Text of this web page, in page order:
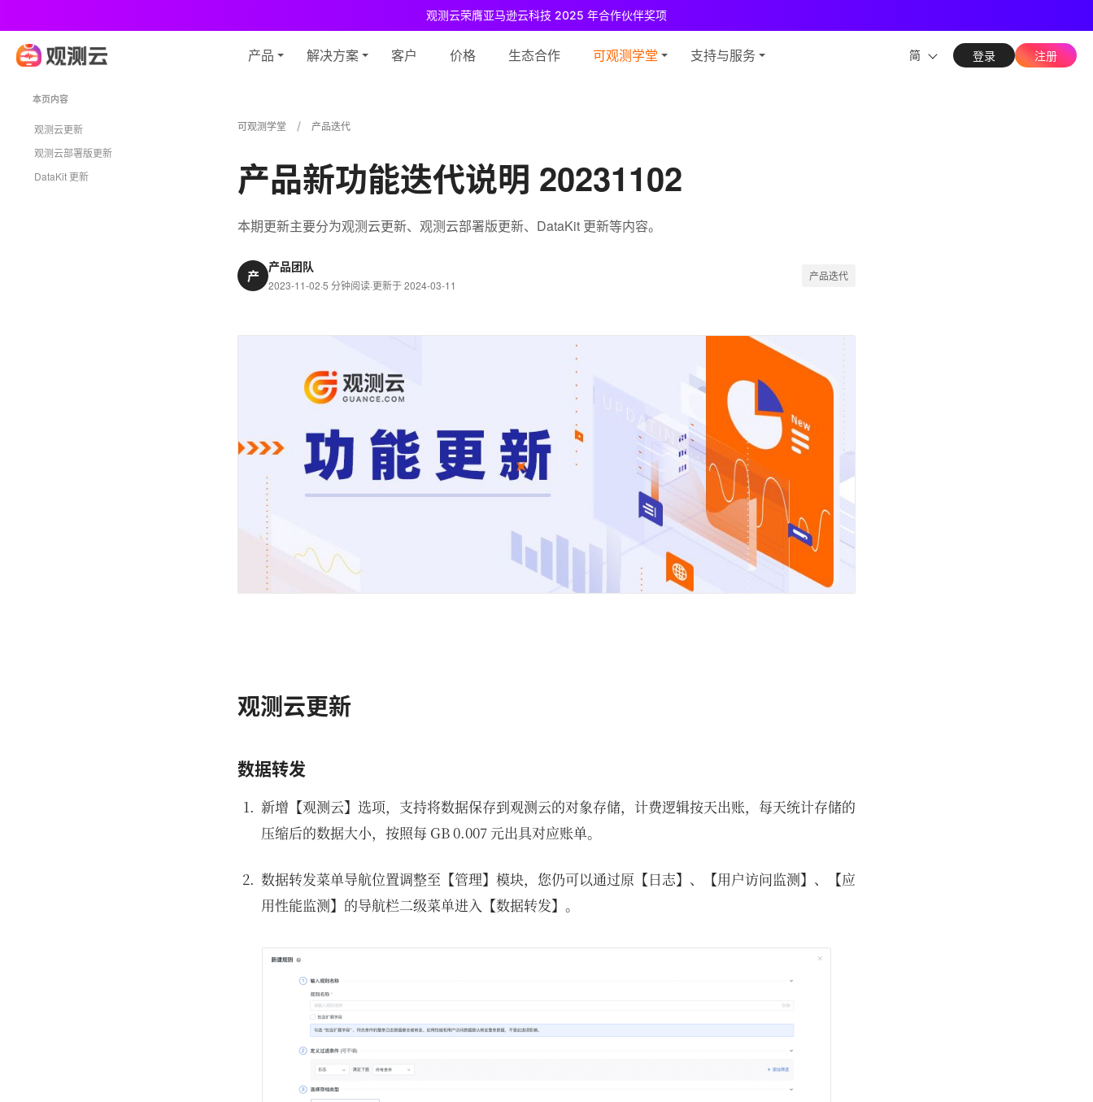
观测云荣膺亚马逊云科技 2025 年合作伙伴奖项
观测云免费版现已推出！ 专为中小团队与个人开发者设计，立享强大可观测能力
产品 解决方案 客户 价格 生态合作 可观测学堂 支持与服务 简 登录 注册
可观测学堂 产品迭代
产品新功能迭代说明 20231102
本期更新主要分为观测云更新、观测云部署版更新、DataKit 更新等内容。
产
产品团队
2023-11-02·5 分钟阅读·更新于 2024-03-11
产品迭代
本页内容
观测云更新
观测云部署版更新
DataKit 更新
观测云更新
数据转发
新增【观测云】选项，支持将数据保存到观测云的对象存储，计费逻辑按天出账，每天统计存储的
压缩后的数据大小，按照每 GB 0.007 元出具对应账单。
数据转发菜单导航位置调整至【管理】模块，您仍可以通过原【日志】、【用户访问监测】、【应
用性能监测】的导航栏二级菜单进入【数据转发】。